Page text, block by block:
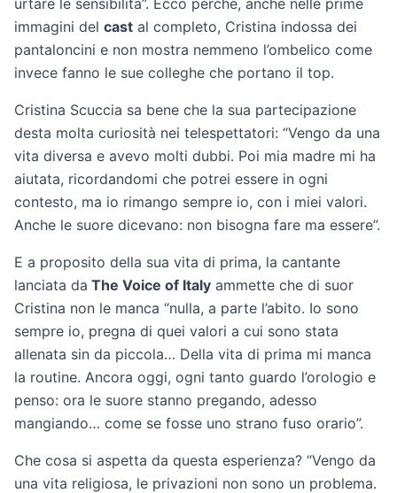
urtare le sensibilità”. Ecco perché, anche nelle prime
immagini del cast al completo, Cristina indossa dei
pantaloncini e non mostra nemmeno l’ombelico come
invece fanno le sue colleghe che portano il top.
Cristina Scuccia sa bene che la sua partecipazione
desta molta curiosità nei telespettatori: “Vengo da una
vita diversa e avevo molti dubbi. Poi mia madre mi ha
aiutata, ricordandomi che potrei essere in ogni
contesto, ma io rimango sempre io, con i miei valori.
Anche le suore dicevano: non bisogna fare ma essere”.
E a proposito della sua vita di prima, la cantante
lanciata da The Voice of Italy ammette che di suor
Cristina non le manca “nulla, a parte l’abito. Io sono
sempre io, pregna di quei valori a cui sono stata
allenata sin da piccola… Della vita di prima mi manca
la routine. Ancora oggi, ogni tanto guardo l’orologio e
penso: ora le suore stanno pregando, adesso
mangiando… come se fosse uno strano fuso orario”.
Che cosa si aspetta da questa esperienza? “Vengo da
una vita religiosa, le privazioni non sono un problema.